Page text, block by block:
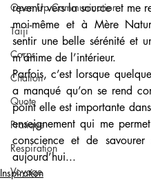
Open Up Communication
Taiji
Corps
Citation
Quote
Pratique
Respiration
Voyage
revenir vers la source et me
moi-même et à Mère
sentir une belle sérénité et
m’anime de l’intérieur.
Parfois, c’est lorsque
a manqué qu’on se rend
point elle est importante
enseignement qui me
conscience et de
aujourd’hui...
Inspiration